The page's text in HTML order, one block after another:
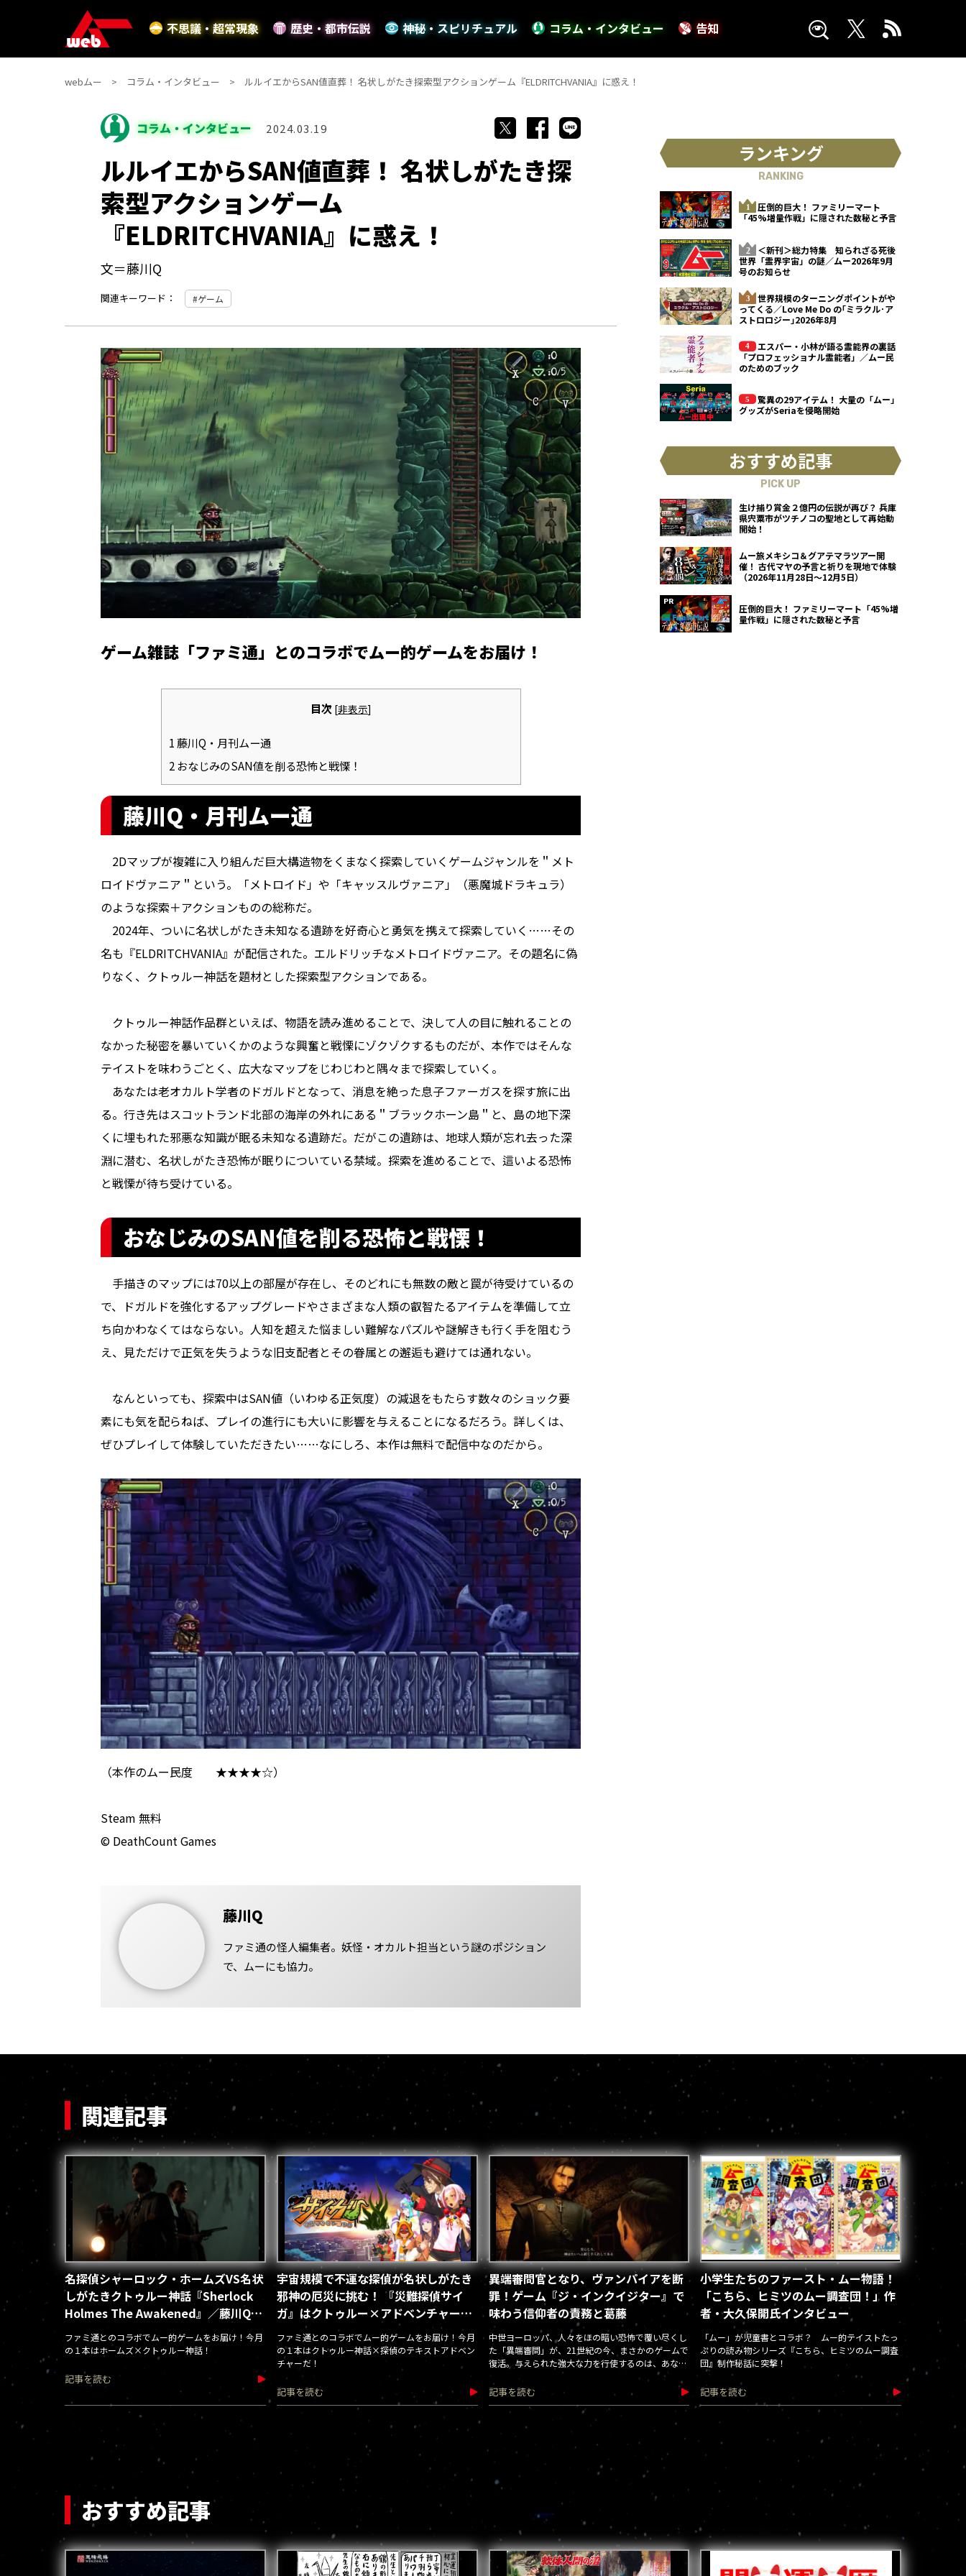
不思議・超常現象 歴史・都市伝説 神秘・スピリチュアル コラム・インタビュー 告知
webムー コラム・インタビュー ルルイエからSAN値直葬！ 名状しがたき探索型アクションゲーム『ELDRITCHVANIA』に惑え！
コラム・インタビュー 2024.03.19
ルルイエからSAN値直葬！ 名状しがたき探
索型アクションゲーム
『ELDRITCHVANIA』に惑え！
文＝藤川Q
関連キーワード： ゲーム
ゲーム雑誌「ファミ通」とのコラボでムー的ゲームをお届け！
目次 [非表示]
1藤川Q・月刊ムー通
2おなじみのSAN値を削る恐怖と戦慄！
藤川Q・月刊ムー通
2Dマップが複雑に入り組んだ巨大構造物をくまなく探索していくゲームジャンルを＂メト
ロイドヴァニア＂という。「メトロイド」や「キャッスルヴァニア」（悪魔城ドラキュラ）
のような探索＋アクションものの総称だ。
2024年、ついに名状しがたき未知なる遺跡を好奇心と勇気を携えて探索していく……その
名も『ELDRITCHVANIA』が配信された。エルドリッチなメトロイドヴァニア。その題名に偽
りなく、クトゥルー神話を題材とした探索型アクションである。
クトゥルー神話作品群といえば、物語を読み進めることで、決して人の目に触れることの
なかった秘密を暴いていくかのような興奮と戦慄にゾクゾクするものだが、本作ではそんな
テイストを味わうごとく、広大なマップをじわじわと隅々まで探索していく。
あなたは老オカルト学者のドガルドとなって、消息を絶った息子ファーガスを探す旅に出
る。行き先はスコットランド北部の海岸の外れにある＂ブラックホーン島＂と、島の地下深
くに埋もれた邪悪な知識が眠る未知なる遺跡だ。だがこの遺跡は、地球人類が忘れ去った深
淵に潜む、名状しがたき恐怖が眠りについている禁域。探索を進めることで、這いよる恐怖
と戦慄が待ち受けている。
おなじみのSAN値を削る恐怖と戦慄！
手描きのマップには70以上の部屋が存在し、そのどれにも無数の敵と罠が待受けているの
で、ドガルドを強化するアップグレードやさまざまな人類の叡智たるアイテムを準備して立
ち向かわなくてはならない。人知を超えた悩ましい難解なパズルや謎解きも行く手を阻むう
え、見ただけで正気を失うような旧支配者とその眷属との邂逅も避けては通れない。
なんといっても、探索中はSAN値（いわゆる正気度）の減退をもたらす数々のショック要
素にも気を配らねば、プレイの進行にも大いに影響を与えることになるだろう。詳しくは、
ぜひプレイして体験していただきたい……なにしろ、本作は無料で配信中なのだから。
（本作のムー民度 ★★★★☆）
Steam 無料
© DeathCount Games
藤川Q
ファミ通の怪人編集者。妖怪・オカルト担当という謎のポジション
で、ムーにも協力。
ランキング
RANKING
圧倒的巨大！ ファミリーマート
「45%増量作戦」に隠された数秘と予言
＜新刊＞総力特集 知られざる死後
世界「霊界宇宙」の謎／ムー2026年9月
号のお知らせ
世界規模のターニングポイントがや
ってくる／Love Me Do の｢ミラクル･ア
ストロロジー｣2026年8月
エスパー・小林が語る霊能界の裏話
「プロフェッショナル霊能者」／ムー民
のためのブック
驚異の29アイテム！ 大量の「ムー」
グッズがSeriaを侵略開始
おすすめ記事
PICK UP
生け捕り賞金２億円の伝説が再び？ 兵庫
県宍粟市がツチノコの聖地として再始動
開始！
ムー旅メキシコ＆グアテマラツアー開
催！ 古代マヤの予言と祈りを現地で体験
（2026年11月28日～12月5日）
圧倒的巨大！ ファミリーマート「45%増
量作戦」に隠された数秘と予言
関連記事
名探偵シャーロック・ホームズVS名状
しがたきクトゥルー神話『Sherlock
Holmes The Awakened』／藤川Q・
ムー通
ファミ通とのコラボでムー的ゲームをお届け！今月
の１本はホームズ×クトゥルー神話！
記事を読む
宇宙規模で不運な探偵が名状しがたき
邪神の厄災に挑む！ 『災難探偵サイ
ガ』はクトゥルー×アドベンチャーゲ
ームだ！／藤川Q・ムー通
ファミ通とのコラボでムー的ゲームをお届け！今月
の１本はクトゥルー神話×探偵のテキストアドベン
チャーだ！
記事を読む
異端審問官となり、ヴァンパイアを断
罪！ゲーム『ジ・インクイジター』で
味わう信仰者の責務と葛藤
中世ヨーロッパ、人々をほの暗い恐怖で覆い尽くし
た「異端審問」が、21世紀の今、まさかのゲームで
復活。与えられた強大な力を行使するのは、あなた
記事を読む
小学生たちのファースト・ムー物語！
「こちら、ヒミツのムー調査団！」作
者・大久保開氏インタビュー
「ムー」が児童書とコラボ？ ムー的テイストたっ
ぷりの読み物シリーズ『こちら、ヒミツのムー調査
団』制作秘話に突撃！
記事を読む
おすすめ記事